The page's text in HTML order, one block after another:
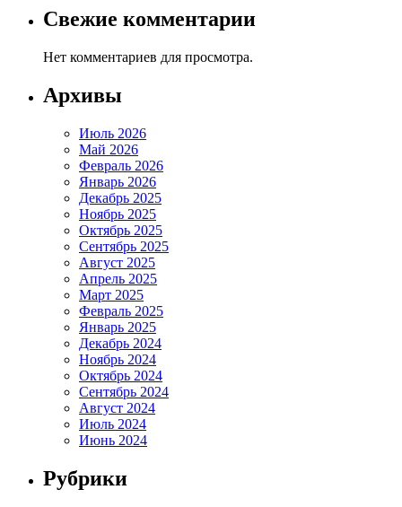
Свежие комментарии
Нет комментариев для просмотра.
Архивы
Июль 2026
Май 2026
Февраль 2026
Январь 2026
Декабрь 2025
Ноябрь 2025
Октябрь 2025
Сентябрь 2025
Август 2025
Апрель 2025
Март 2025
Февраль 2025
Январь 2025
Декабрь 2024
Ноябрь 2024
Октябрь 2024
Сентябрь 2024
Август 2024
Июль 2024
Июнь 2024
Рубрики